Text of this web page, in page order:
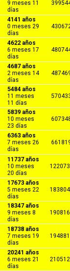
9 meses 11
días
4141 años
0 meses 29
días
4622 años
6 meses 17
días
4687 años
2 meses 14
días
5484 años
11 meses
11 días
5839 años
10 meses
23 días
6363 años
7 meses 26
días
11737 años
10 meses
20 días
17673 años
5 meses 22
días
18347 años
9 meses 8
días
18738 años
7 meses 19
días
20241 años
6 meses 21
días